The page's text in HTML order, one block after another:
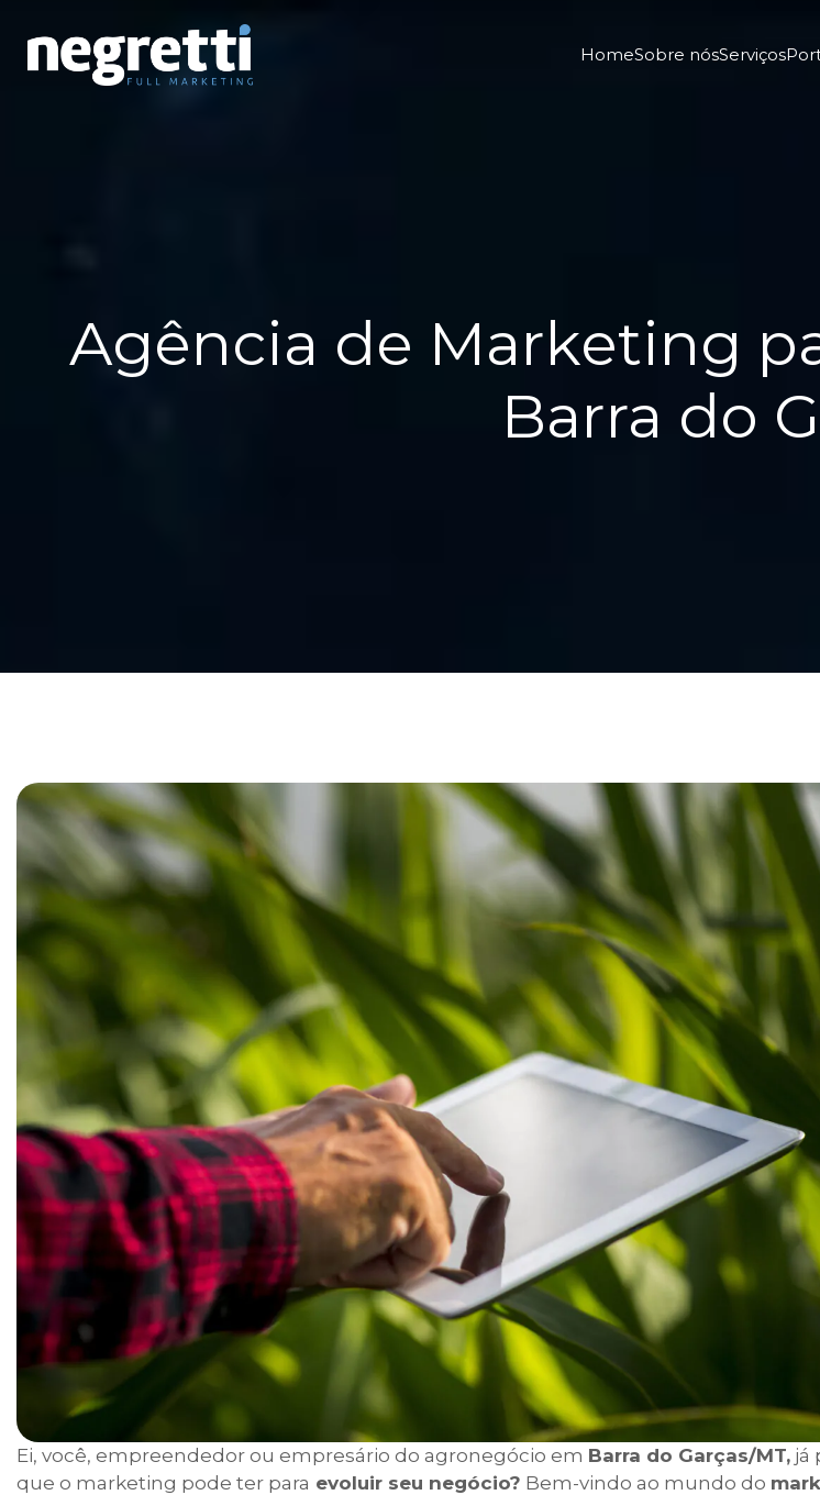
HomeSobre nósServiços
Agência de Marketing
Barra do
Ei, você, empreendedor ou empresário do agronegócio em Barra do Garças/MT, já
que o marketing pode ter para evoluir seu negócio? Bem-vindo ao mundo do